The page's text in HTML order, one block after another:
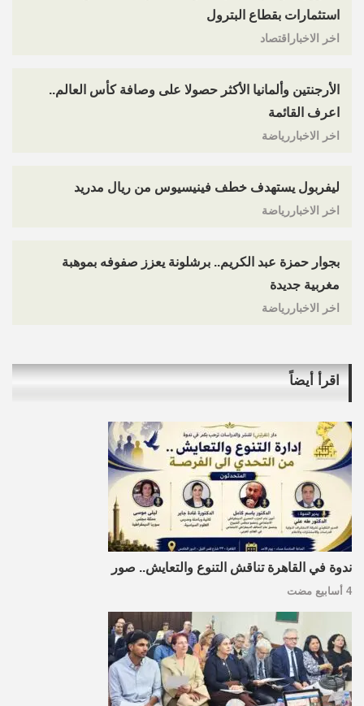
استثمارات بقطاع البترول
اخر الاخباراقتصاد
الأرجنتين وألمانيا الأكثر حصولا على وصافة كأس العالم..
اعرف القائمة
اخر الاخباررياضة
ليفربول يستهدف خطف فينيسيوس من ريال مدريد
اخر الاخباررياضة
بجوار حمزة عبد الكريم.. برشلونة يعزز صفوفه بموهبة
مغربية جديدة
اخر الاخباررياضة
اقرأ أيضاً
ندوة في القاهرة تناقش التنوع والتعايش.. صور
4 أسابيع مضت